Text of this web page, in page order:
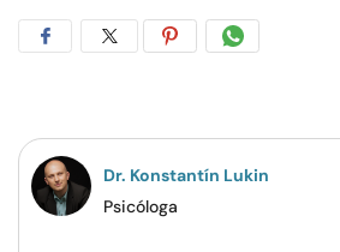
CompartirCompartirCompartirCompartir
Dr. Konstantín Lukin
Psicóloga